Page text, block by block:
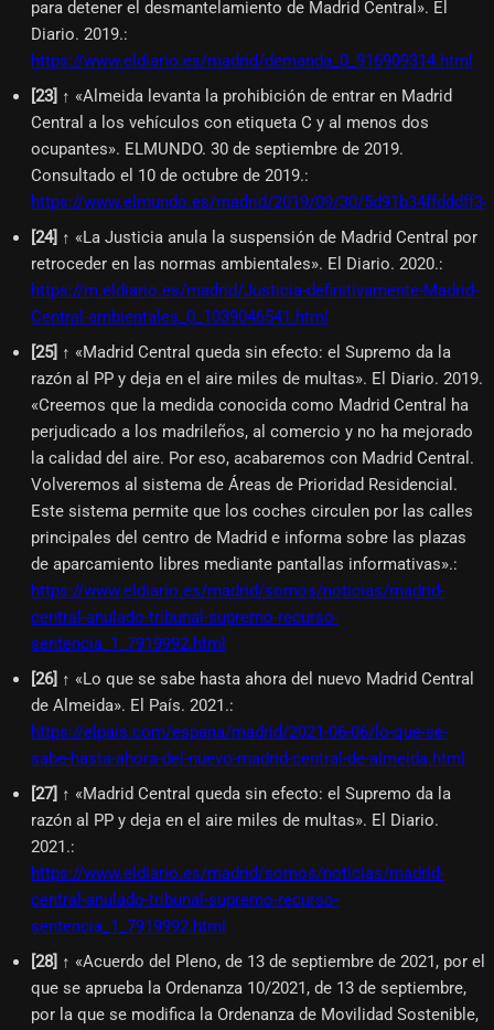
para detener el desmantelamiento de Madrid Central». El
Diario. 2019.:
https://www.eldiario.es/madrid/demanda_0_916909314.html
23 ↑ «Almeida levanta la prohibición de entrar en Madrid
Central a los vehículos con etiqueta C y al menos dos
ocupantes». ELMUNDO. 30 de septiembre de 2019.
Consultado el 10 de octubre de 2019.:
https://www.elmundo.es/madrid/2019/09/30/
24] ↑ «La Justicia anula la suspensión de Madrid Central por
retroceder en las normas ambientales». El Diario. 2020.:
https://m.eldiario.es/madrid/Justicia-definitivamente-Madrid-
Central-ambientales_0_1039046541.html
25] ↑ «Madrid Central queda sin efecto: el Supremo da la
razón al PP y deja en el aire miles de multas». El Diario. 2019.
«Creemos que la medida conocida como Madrid Central ha
perjudicado a los madrileños, al comercio y no ha mejorado
la calidad del aire. Por eso, acabaremos con Madrid Central.
Volveremos al sistema de Áreas de Prioridad Residencial.
Este sistema permite que los coches circulen por las calles
principales del centro de Madrid e informa sobre las plazas
de aparcamiento libres mediante pantallas informativas».:
https://www.eldiario.es/madrid/somos/noticias/madrid-
central-anulado-tribunal-supremo-recurso-
sentencia_1_7919992.html
26] ↑ «Lo que se sabe hasta ahora del nuevo Madrid Central
de Almeida». El País. 2021.:
https://elpais.com/espana/madrid/2021-06-06/lo-que-se-
sabe-hasta-ahora-del-nuevo-madrid-central-de-almeida.html
27] ↑ «Madrid Central queda sin efecto: el Supremo da la
razón al PP y deja en el aire miles de multas». El Diario.
2021.:
https://www.eldiario.es/madrid/somos/noticias/madrid-
central-anulado-tribunal-supremo-recurso-
sentencia_1_7919992.html
28] ↑ «Acuerdo del Pleno, de 13 de septiembre de 2021, por el
que se aprueba la Ordenanza 10/2021, de 13 de septiembre,
por la que se modifica la Ordenanza de Movilidad Sostenible,